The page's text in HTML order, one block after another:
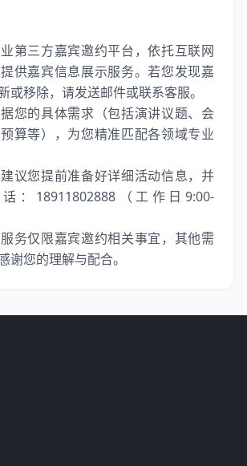
第三方嘉宾邀约平台，依托互联网
供嘉宾信息展示服务。若您发现嘉
或移除，请发送邮件或联系客服。
您的具体需求（包括演讲议题、会
算等），为您精准匹配各领域专业
议您提前准备好详细活动信息，并
：18911802888（工作日9:00-
务仅限嘉宾邀约相关事宜，其他需
谢您的理解与配合。